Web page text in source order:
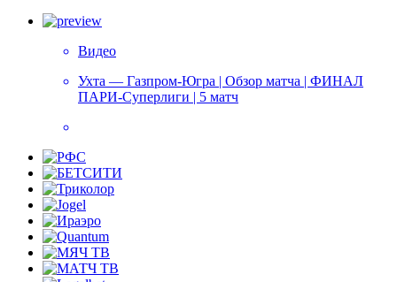
Видео
Ухта — Газпром-Югра | Обзор матча | ФИНАЛ
ПАРИ-Суперлиги | 5 матч